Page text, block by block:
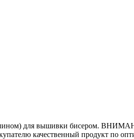
для вышивки бисером.
качественный продукт по